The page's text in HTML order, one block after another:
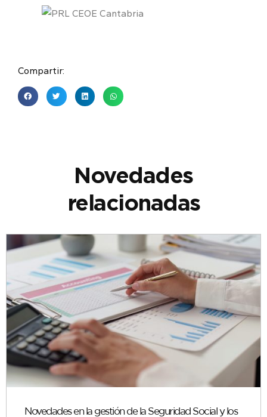
Compartir:
Novedades
relacionadas
Novedades en la gestión de la Seguridad Social y los